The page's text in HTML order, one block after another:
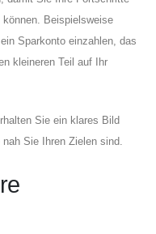
können. Beispielsweise
Sparkonto einzahlen, das
kleineren Teil auf Ihr
Sie ein klares Bild
Sie Ihren Zielen sind.